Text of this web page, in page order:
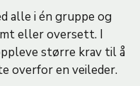
alle i én gruppe og
eller oversett. I
større krav til å
overfor en veileder.